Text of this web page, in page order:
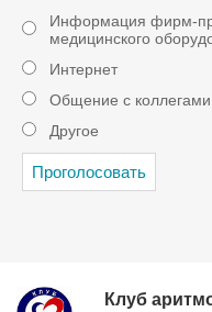
Информация фирм-
медицинского
Интернет
Общение с коллегами
Другое
Клуб